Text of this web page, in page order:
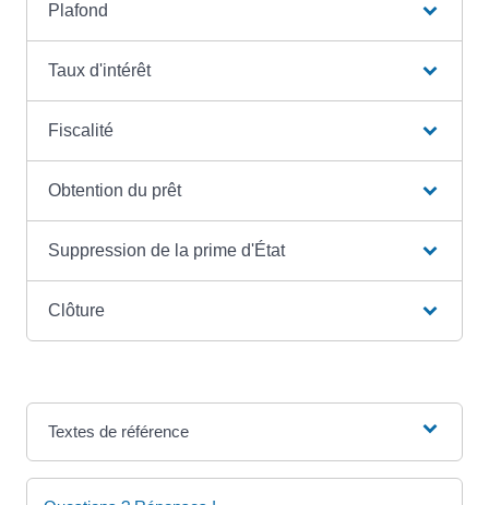
Plafond
Taux d'intérêt
Fiscalité
Obtention du prêt
Suppression de la prime d'État
Clôture
Textes de référence